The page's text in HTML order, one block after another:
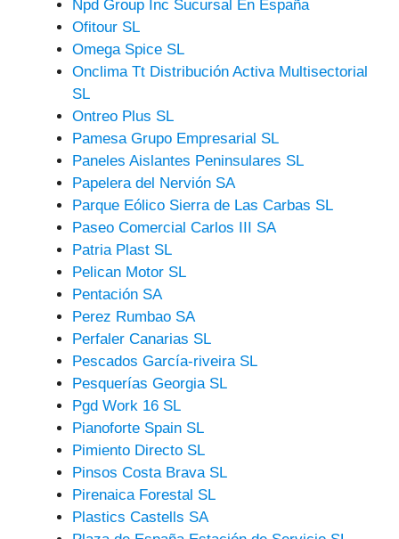
Npd Group Inc Sucursal En España
Ofitour SL
Omega Spice SL
Onclima Tt Distribución Activa Multisectorial
SL
Ontreo Plus SL
Pamesa Grupo Empresarial SL
Paneles Aislantes Peninsulares SL
Papelera del Nervión SA
Parque Eólico Sierra de Las Carbas SL
Paseo Comercial Carlos III SA
Patria Plast SL
Pelican Motor SL
Pentación SA
Perez Rumbao SA
Perfaler Canarias SL
Pescados García-riveira SL
Pesquerías Georgia SL
Pgd Work 16 SL
Pianoforte Spain SL
Pimiento Directo SL
Pinsos Costa Brava SL
Pirenaica Forestal SL
Plastics Castells SA